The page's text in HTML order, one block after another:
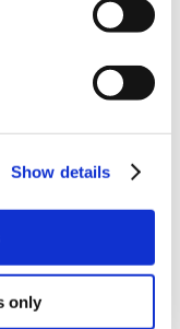
Show details
only